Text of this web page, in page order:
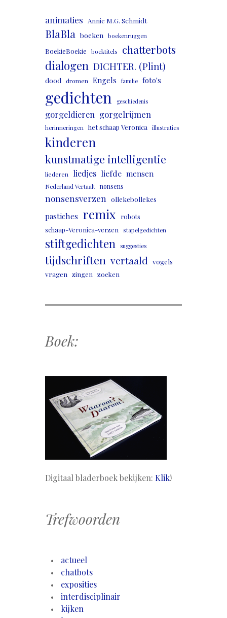
animaties Annie M.G. Schmidt
BlaBla boeken boekenruggen
BoekieBoekie boektitels chatterbots
dialogen DICHTER. (Plint)
dood dromen Engels familie foto's
gedichten geschiedenis
gorgeldieren gorgelrijmen
herinneringen het schaap Veronica illustraties
kinderen
kunstmatige intelligentie
liederen liedjes liefde mensen
Nederland Vertaalt nonsens
nonsensverzen ollekebollekes
pastiches remix
robots
schaap-Veronica-verzen stapelgedichten
stiftgedichten suggesties
tijdschriften vertaald vogels
vragen zingen zoeken
Boek:
Digitaal bladerboek bekijken: Klik!
Trefwoorden
actueel
chatbots
exposities
interdisciplinair
kijken